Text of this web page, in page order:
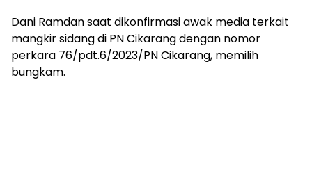
Dani Ramdan saat dikonfirmasi awak media terkait
mangkir sidang di PN Cikarang dengan nomor
perkara 76/pdt.6/2023/PN Cikarang, memilih
bungkam.